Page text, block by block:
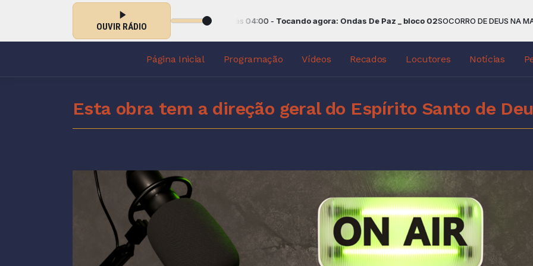
OUVIR RÁDIO
DE DEUS NA MADRUGADA com EV EZEQUIEL das 03:00 às 04:00 -Tocando agora: Ondas De Paz _ bloco 02SOCORRO DE DEUS NA
Página Inicial Programação Vídeos Recados Locutores Notícias
Esta obra tem a direção geral do Espírito Santo de